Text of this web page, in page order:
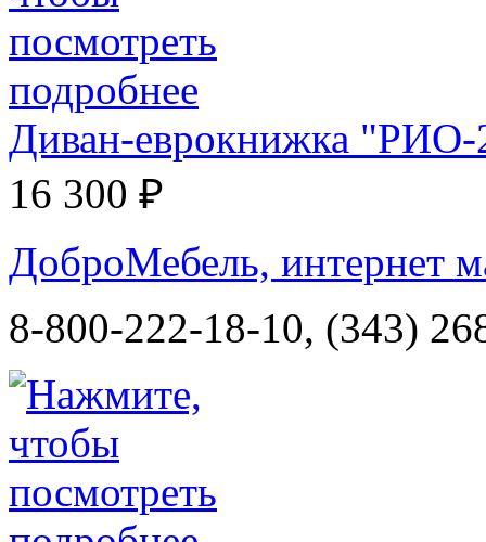
Диван-еврокнижка
16 300 ₽
ДоброМебель, интернет
8-800-222-18-10, (343)